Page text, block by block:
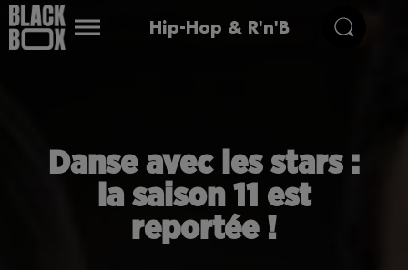
Hip-Hop & R'n'B
Danse avec les stars :
la saison 11 est
reportée !